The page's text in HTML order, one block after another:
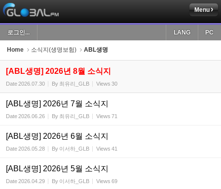
Menu
로그인... PC
LANG
Home 소식지(생명보험) ABL생명
[ABL생명] 2026년 8월 소식지
Date2026.07.30 By 최유리_GLB Views 30
[ABL생명] 2026년 7월 소식지
Date2026.06.26 By 최유리_GLB Views 71
[ABL생명] 2026년 6월 소식지
Date2026.05.28 By 이서하_GLB Views 41
[ABL생명] 2026년 5월 소식지
Date2026.04.29 By 이서하_GLB Views 69
Sketchbook5, 스케치북5
Sketchbook5, 스케치북5